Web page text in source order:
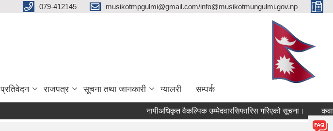
079-412145 musikotmpgulmi@gmail.com/info@musikotmungulmi.gov.np
प्रतिवेदन राजपत्र सूचना तथा जानकारी ग्यालरी सम्पर्क
नापीअधिकृत वैकल्पिक उम्मेदवारसिफारिस गरिएको सूचना। कवाडी